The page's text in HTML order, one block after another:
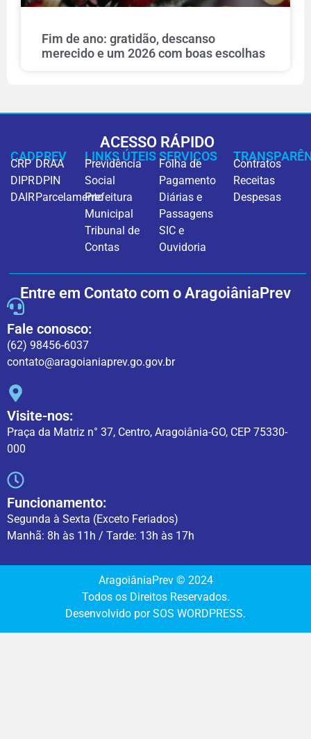
Fim de ano: gratidão, descanso
merecido e um 2026 com boas escolhas
ACESSO RÁPIDO
CADPREV
CRP
DIPR
DAIR
DRAA
DPIN
Parcelamento
LINKS ÚTEIS
Previdência
Social
Prefeitura
Municipal
Tribunal de
Contas
SERVIÇOS
Folha de
Pagamento
Diárias e
Passagens
SIC e
Ouvidoria
Contratos
Receitas
Despesas
Entre em Contato com o AragoiâniaPrev
Fale conosco:
(62) 98456-6037
contato@aragoianiaprev.go.gov.br
Visite-nos:
Praça da Matriz n° 37, Centro, Aragoiânia-GO, CEP 75330-
000
Funcionamento:
Segunda à Sexta (Exceto Feriados)
Manhã: 8h às 11h / Tarde: 13h às 17h
AragoiâniaPrev © 2024
Todos os Direitos Reservados.
Desenvolvido por SOS WORDPRESS.